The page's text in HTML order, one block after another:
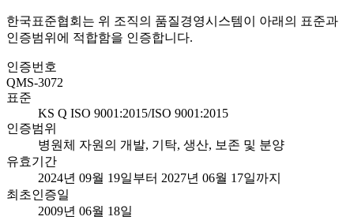
한국표준협회는 위 조직의 품질경영시스템이 아래의 표준과
인증범위에 적합함을 인증합니다.
인증번호
QMS-3072
표준
KS Q ISO 9001:2015/ISO 9001:2015
인증범위
병원체 자원의 개발, 기탁, 생산, 보존 및 분양
유효기간
2024년 09월 19일부터 2027년 06월 17일까지
최초인증일
2009년 06월 18일